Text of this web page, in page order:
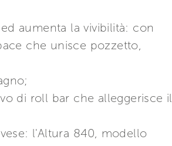
aumenta la vivibilità: con
che unisce pozzetto,
di roll bar che alleggerisce il
l'Altura 840, modello